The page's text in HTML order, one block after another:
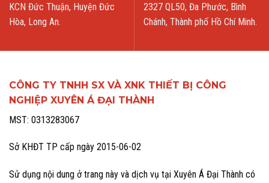
KCN Đức Thuận, Huyện Đức
Hòa, Long An.
2327 QL50, Đa Phước, Bình
Chánh, Thành phố Hồ Chí Minh.
CÔNG TY TNHH SX VÀ XNK THIẾT BỊ CÔNG
NGHIỆP XUYÊN Á ĐẠI THÀNH
MST: 0313283067
Sở KHĐT TP cấp ngày 2015-06-02
Sử dụng nội dung ở trang này và dịch vụ tại Xuyên Á Đại Thành có